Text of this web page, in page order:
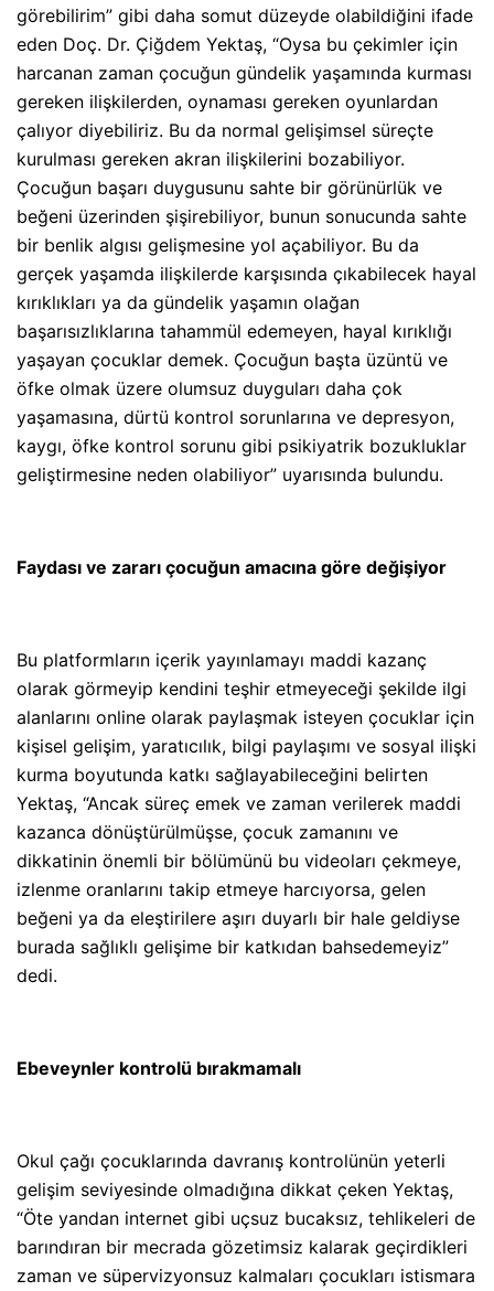
görebilirim” gibi daha somut düzeyde olabildiğini ifade
eden Doç. Dr. Çiğdem Yektaş, “Oysa bu çekimler için
harcanan zaman çocuğun gündelik yaşamında kurması
gereken ilişkilerden, oynaması gereken oyunlardan
çalıyor diyebiliriz. Bu da normal gelişimsel süreçte
kurulması gereken akran ilişkilerini bozabiliyor.
Çocuğun başarı duygusunu sahte bir görünürlük ve
beğeni üzerinden şişirebiliyor, bunun sonucunda sahte
bir benlik algısı gelişmesine yol açabiliyor. Bu da
gerçek yaşamda ilişkilerde karşısında çıkabilecek hayal
kırıklıkları ya da gündelik yaşamın olağan
başarısızlıklarına tahammül edemeyen, hayal kırıklığı
yaşayan çocuklar demek. Çocuğun başta üzüntü ve
öfke olmak üzere olumsuz duyguları daha çok
yaşamasına, dürtü kontrol sorunlarına ve depresyon,
kaygı, öfke kontrol sorunu gibi psikiyatrik bozukluklar
geliştirmesine neden olabiliyor” uyarısında bulundu.
Faydası ve zararı çocuğun amacına göre değişiyor
Bu platformların içerik yayınlamayı maddi kazanç
olarak görmeyip kendini teşhir etmeyeceği şekilde ilgi
alanlarını online olarak paylaşmak isteyen çocuklar için
kişisel gelişim, yaratıcılık, bilgi paylaşımı ve sosyal ilişki
kurma boyutunda katkı sağlayabileceğini belirten
Yektaş, “Ancak süreç emek ve zaman verilerek maddi
kazanca dönüştürülmüşse, çocuk zamanını ve
dikkatinin önemli bir bölümünü bu videoları çekmeye,
izlenme oranlarını takip etmeye harcıyorsa, gelen
beğeni ya da eleştirilere aşırı duyarlı bir hale geldiyse
burada sağlıklı gelişime bir katkıdan bahsedemeyiz”
dedi.
Ebeveynler kontrolü bırakmamalı
Okul çağı çocuklarında davranış kontrolünün yeterli
gelişim seviyesinde olmadığına dikkat çeken Yektaş,
“Öte yandan internet gibi uçsuz bucaksız, tehlikeleri de
barındıran bir mecrada gözetimsiz kalarak geçirdikleri
zaman ve süpervizyonsuz kalmaları çocukları istismara